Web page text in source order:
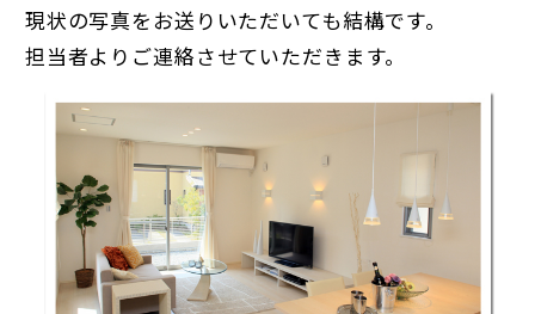
現状の写真をお送りいただいても結構です。
担当者よりご連絡させていただきます。